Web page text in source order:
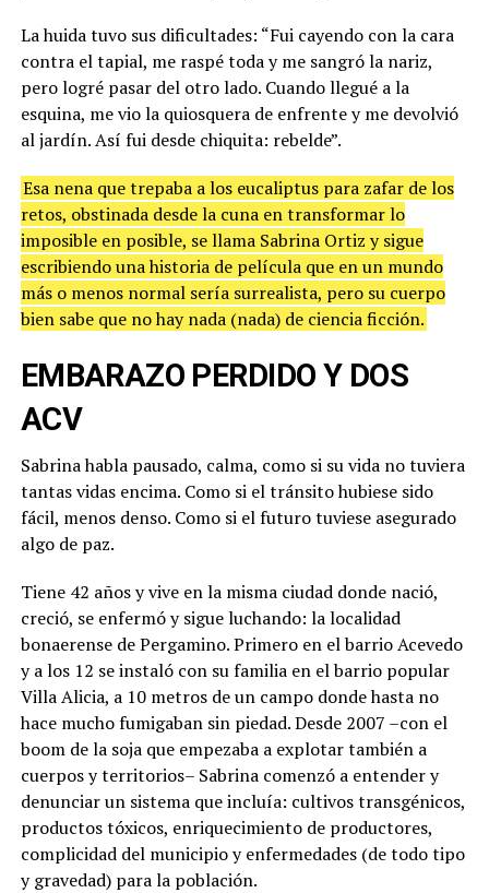
La huida tuvo sus dificultades: “Fui cayendo con la cara
contra el tapial, me raspé toda y me sangró la nariz,
pero logré pasar del otro lado. Cuando llegué a la
esquina, me vio la quiosquera de enfrente y me devolvió
al jardín. Así fui desde chiquita: rebelde”.
Esa nena que trepaba a los eucaliptus para zafar de los
retos, obstinada desde la cuna en transformar lo
imposible en posible, se llama Sabrina Ortiz y sigue
escribiendo una historia de película que en un mundo
más o menos normal sería surrealista, pero su cuerpo
bien sabe que no hay nada (nada) de ciencia ficción.
EMBARAZO PERDIDO Y DOS
ACV
Sabrina habla pausado, calma, como si su vida no tuviera
tantas vidas encima. Como si el tránsito hubiese sido
fácil, menos denso. Como si el futuro tuviese asegurado
algo de paz.
Tiene 42 años y vive en la misma ciudad donde nació,
creció, se enfermó y sigue luchando: la localidad
bonaerense de Pergamino. Primero en el barrio Acevedo
y a los 12 se instaló con su familia en el barrio popular
Villa Alicia, a 10 metros de un campo donde hasta no
hace mucho fumigaban sin piedad. Desde 2007 –con el
boom de la soja que empezaba a explotar también a
cuerpos y territorios– Sabrina comenzó a entender y
denunciar un sistema que incluía: cultivos transgénicos,
productos tóxicos, enriquecimiento de productores,
complicidad del municipio y enfermedades (de todo tipo
y gravedad) para la población.